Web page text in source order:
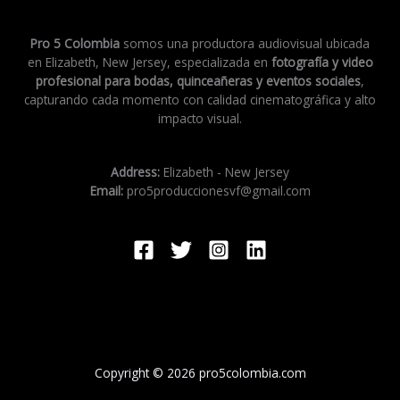
Pro 5 Colombia somos una productora audiovisual ubicada
en Elizabeth, New Jersey, especializada en fotografía y video
profesional para bodas, quinceañeras y eventos sociales,
capturando cada momento con calidad cinematográfica y alto
impacto visual.
Address: Elizabeth - New Jersey
Email:pro5produccionesvf@gmail.com
Copyright © 2026 pro5colombia.com